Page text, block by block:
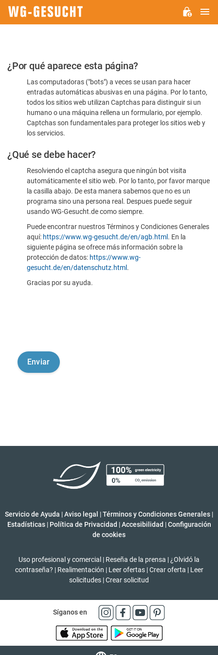
Por
favor,
confirme
humano
¿Por qué aparece esta página?
Las computadoras ("bots") a veces se usan para hacer
entradas automáticas abusivas en una página. Por lo tanto,
todos los sitios web utilizan Captchas para distinguir si un
humano o una máquina rellena un formulario, por ejemplo.
Captchas son fundamentales para proteger los sitios web y
los servicios.
¿Qué se debe hacer?
Resolviendo el captcha asegura que ningún bot visita
automáticamente el sitio web. Por lo tanto, por favor marque
la casilla abajo. De esta manera sabemos que no es un
programa sino una persona real. Despues puede seguir
usando WG-Gesucht.de como siempre.
Puede encontrar nuestros Términos y Condiciones Generales
aquí: https://www.wg-gesucht.de/en/agb.html . En la
siguiente página se ofrece más información sobre la
protección de datos: https://www.wg-
gesucht.de/en/datenschutz.html .
Gracias por su ayuda.
Servicio de Ayuda |Aviso legal |Términos y Condiciones Generales |
Estadísticas | Política de Privacidad | Accesibilidad | Configuración
de cookies
Uso profesional y comercial | Reseña de la prensa | ¿Olvidó la
contraseña? | Realimentación | Leer ofertas | Crear oferta | Leer
solicitudes |Crear solicitud
Síganos en